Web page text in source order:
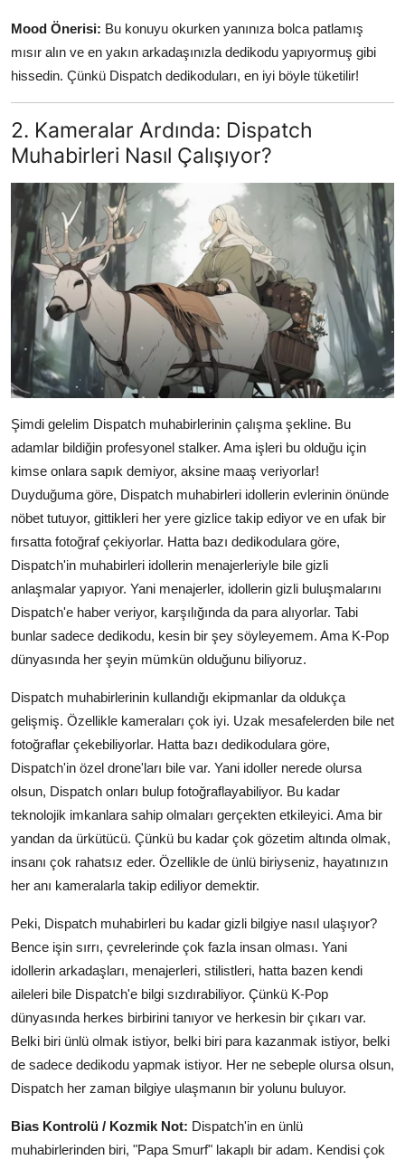
Mood Önerisi: Bu konuyu okurken yanınıza bolca patlamış
mısır alın ve en yakın arkadaşınızla dedikodu yapıyormuş gibi
hissedin. Çünkü Dispatch dedikoduları, en iyi böyle tüketilir!
2. Kameralar Ardında: Dispatch
Muhabirleri Nasıl Çalışıyor?
Şimdi gelelim Dispatch muhabirlerinin çalışma şekline. Bu
adamlar bildiğin profesyonel stalker. Ama işleri bu olduğu için
kimse onlara sapık demiyor, aksine maaş veriyorlar!
Duyduğuma göre, Dispatch muhabirleri idollerin evlerinin önünde
nöbet tutuyor, gittikleri her yere gizlice takip ediyor ve en ufak bir
fırsatta fotoğraf çekiyorlar. Hatta bazı dedikodulara göre,
Dispatch'in muhabirleri idollerin menajerleriyle bile gizli
anlaşmalar yapıyor. Yani menajerler, idollerin gizli buluşmalarını
Dispatch'e haber veriyor, karşılığında da para alıyorlar. Tabi
bunlar sadece dedikodu, kesin bir şey söyleyemem. Ama K-Pop
dünyasında her şeyin mümkün olduğunu biliyoruz.
Dispatch muhabirlerinin kullandığı ekipmanlar da oldukça
gelişmiş. Özellikle kameraları çok iyi. Uzak mesafelerden bile net
fotoğraflar çekebiliyorlar. Hatta bazı dedikodulara göre,
Dispatch'in özel drone'ları bile var. Yani idoller nerede olursa
olsun, Dispatch onları bulup fotoğraflayabiliyor. Bu kadar
teknolojik imkanlara sahip olmaları gerçekten etkileyici. Ama bir
yandan da ürkütücü. Çünkü bu kadar çok gözetim altında olmak,
insanı çok rahatsız eder. Özellikle de ünlü biriyseniz, hayatınızın
her anı kameralarla takip ediliyor demektir.
Peki, Dispatch muhabirleri bu kadar gizli bilgiye nasıl ulaşıyor?
Bence işin sırrı, çevrelerinde çok fazla insan olması. Yani
idollerin arkadaşları, menajerleri, stilistleri, hatta bazen kendi
aileleri bile Dispatch'e bilgi sızdırabiliyor. Çünkü K-Pop
dünyasında herkes birbirini tanıyor ve herkesin bir çıkarı var.
Belki biri ünlü olmak istiyor, belki biri para kazanmak istiyor, belki
de sadece dedikodu yapmak istiyor. Her ne sebeple olursa olsun,
Dispatch her zaman bilgiye ulaşmanın bir yolunu buluyor.
Bias Kontrolü / Kozmik Not: Dispatch'in en ünlü
muhabirlerinden biri, "Papa Smurf" lakaplı bir adam. Kendisi çok